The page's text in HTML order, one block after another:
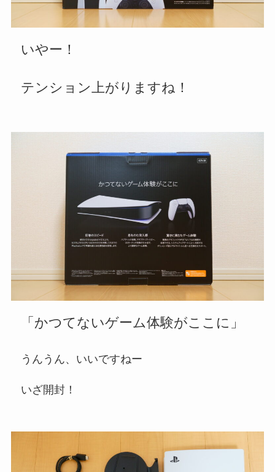
いやー ！
テンション上がりますね ！
「かつてないゲーム体験がここに」
うんうん、いいですねー
いざ開封！